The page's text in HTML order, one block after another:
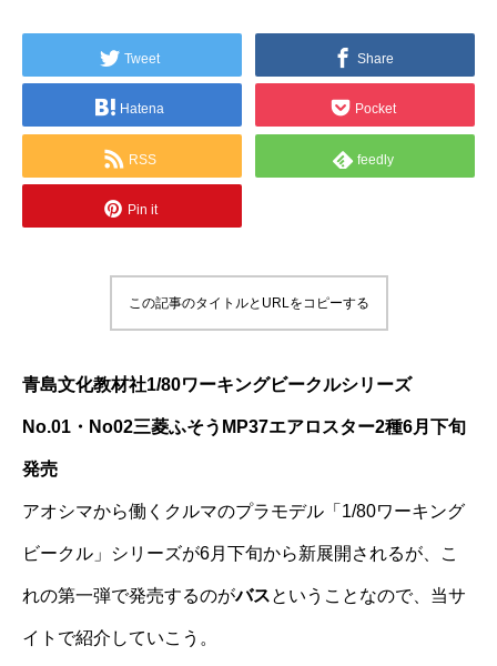
Tweet Share
Hatena Pocket
RSS feedly
Pin it
この記事のタイトルとURLをコピーする
青島文化教材社1/80ワーキングビークルシリーズ
No.01・No02三菱ふそうMP37エアロスター2種6月下旬
発売
アオシマから働くクルマのプラモデル「1/80ワーキング
ビークル」シリーズが6月下旬から新展開されるが、こ
れの第一弾で発売するのがバスということなので、当サ
イトで紹介していこう。